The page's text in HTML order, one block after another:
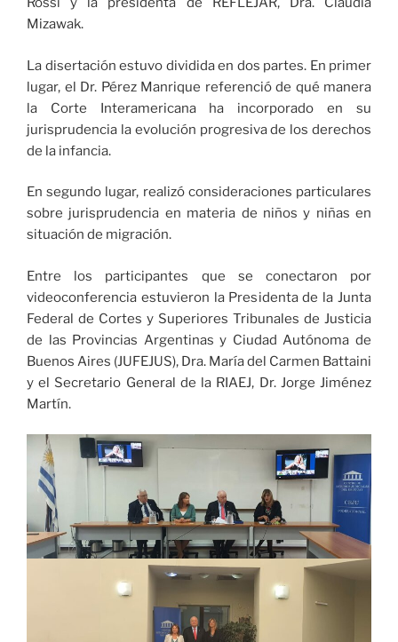
Mizawak.
La disertación estuvo dividida en dos partes. En primer
lugar, el Dr. Pérez Manrique referenció de qué manera
la Corte Interamericana ha incorporado en su
jurisprudencia la evolución progresiva de los derechos
de la infancia.
En segundo lugar, realizó consideraciones particulares
sobre jurisprudencia en materia de niños y niñas en
situación de migración.
Entre los participantes que se conectaron por
videoconferencia estuvieron la Presidenta de la Junta
Federal de Cortes y Superiores Tribunales de Justicia
de las Provincias Argentinas y Ciudad Autónoma de
Buenos Aires (JUFEJUS), Dra. María del Carmen Battaini
y el Secretario General de la RIAEJ, Dr. Jorge Jiménez
Martín.